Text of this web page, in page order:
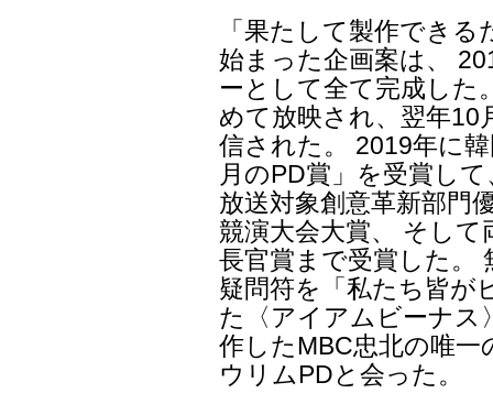
「果たして製作でき
始まった企画案は、
ーとして全て完成した
めて放映され、翌年10
信された。 2019年に
月のPD賞」を受賞し
放送対象創意革新部門
競演大会大賞、 そし
長官賞まで受賞した。
疑問符を「私たち皆が
た〈アイアムビーナス
作したMBC忠北の唯一
ウリムPDと会った。